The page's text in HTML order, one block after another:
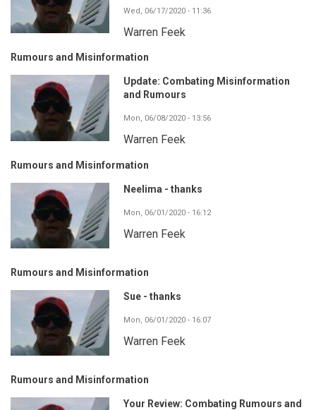
Wed, 06/17/2020 - 11:36
Warren Feek
Rumours and Misinformation
Update: Combating Misinformation
and Rumours
Mon, 06/08/2020 - 13:56
Warren Feek
Rumours and Misinformation
Neelima - thanks
Mon, 06/01/2020 - 16:12
Warren Feek
Rumours and Misinformation
Sue - thanks
Mon, 06/01/2020 - 16:07
Warren Feek
Rumours and Misinformation
Your Review: Combating Rumours and